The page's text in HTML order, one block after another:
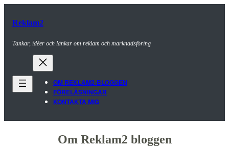
Reklam2
Tankar, idéer och länkar om reklam och marknadsföring
OM REKLAM2-BLOGGEN
FÖRELÄSNINGAR
KONTAKTA MIG
Om Reklam2 bloggen